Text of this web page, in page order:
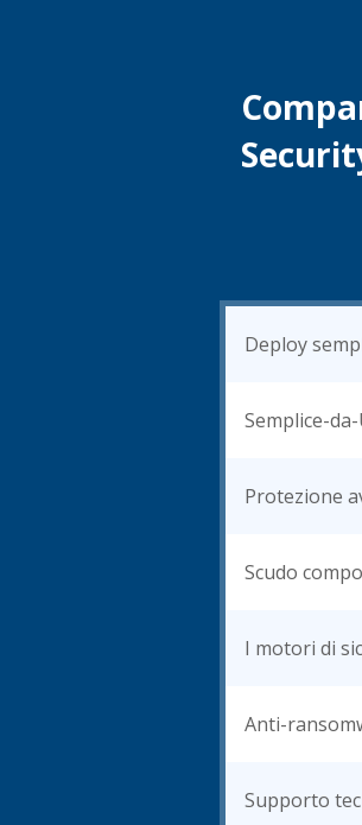
Deploy
Semplice-
Protezione
Scudo
I motori di
Anti-
Supporto